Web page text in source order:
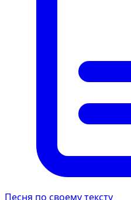
Песня по своему тексту